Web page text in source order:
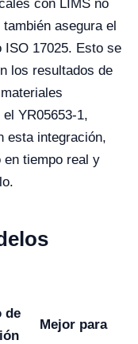
con LIMS no
asegura el
ISO 17025. Esto se
los resultados de
YR05653-1,
esta integración,
en tiempo real y
de
Mejor para